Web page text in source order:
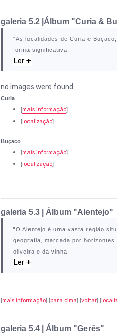
galeria 5.2 | Álbum "Curia &
"As localidades de Curia e Buçaco
forma significativa...
Ler +
no images were found
Curia
[mais informação]
[localização]
Buçaco
[mais informação]
[localização]
galeria 5.3 | Álbum "Alentejo"
"O Alentejo é uma vasta região
geografia, marcada por
oliveira e da vinha...
Ler +
[mais informação] [para cima] [voltar] [
galeria 5.4 | Álbum "Gerês"